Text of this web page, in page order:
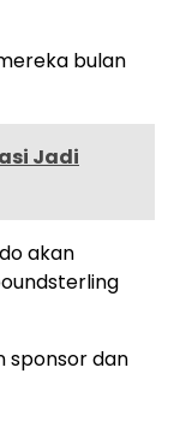
bulan
Jadi
akan
sponsor dan